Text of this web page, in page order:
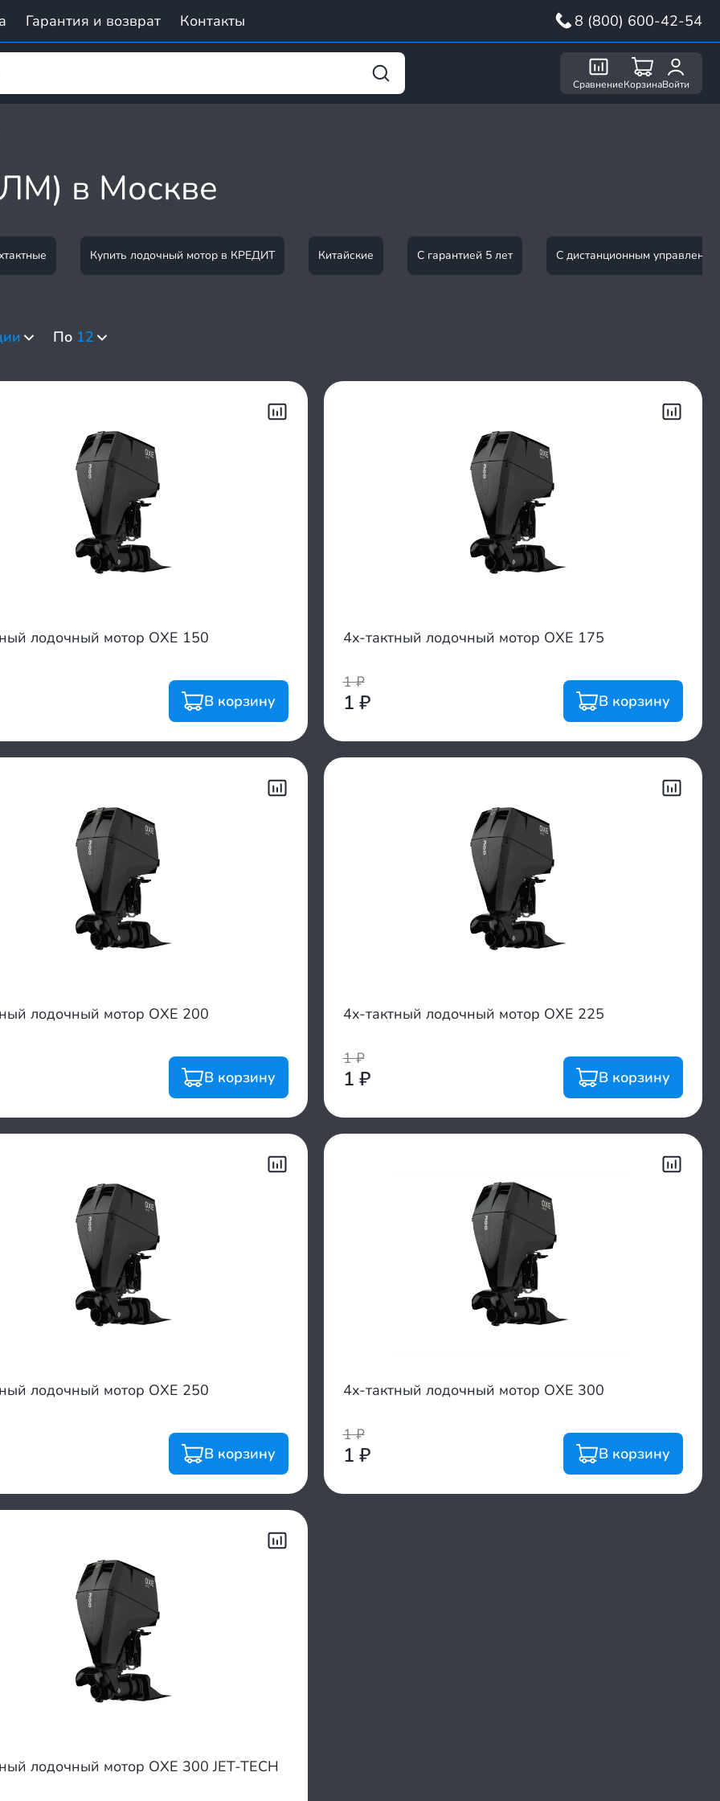
Гарантия и возврат Контакты 8 (800) 600-42-54
СравнениеКорзинаВойти
в Москве
Купить лодочный мотор в КРЕДИТ Китайские С гарантией 5 лет С дистанционным
По 12
лодочный мотор OXE 150
В корзину
4х-тактный лодочный мотор OXE 175
1₽
1 ₽ В корзину
лодочный мотор OXE 200
В корзину
4х-тактный лодочный мотор OXE 225
1₽
1 ₽ В корзину
лодочный мотор OXE 250
В корзину
4х-тактный лодочный мотор OXE 300
1₽
1 ₽ В корзину
лодочный мотор OXE 300 JET-TECH